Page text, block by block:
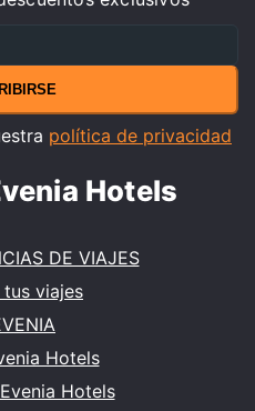
política de privacidad
Hotels
DE VIAJES
tus viajes
Hotels
Hotels